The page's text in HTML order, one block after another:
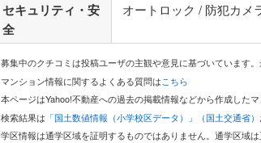
セキュリティ・安
全
オートロック / 防犯カメ
募集中のクチコミは投稿ユーザの主観や意見に基づいています
マンション情報に関するよくある質問はこちら
本ページはYahoo!不動産への過去の掲載情報などから作成した
検索結果は 「国土数値情報（小学校区データ）」（国土交通省）
学区情報は通学区域を証明するものではありません。通学区域